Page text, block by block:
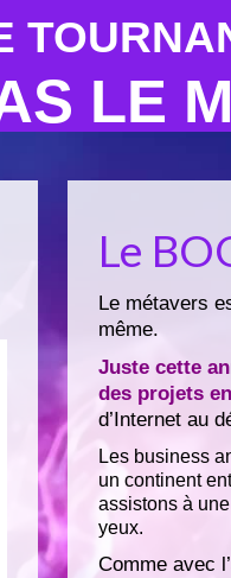
LE
Le
Le métavers
même.
Juste cette
des projets
d’Internet au
Les business
un continent
assistons à
yeux.
Comme avec